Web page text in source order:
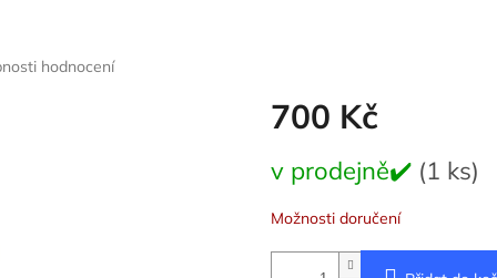
hodnocení
700 Kč
cena:
v prodejně✔️ (1 ks)
Možnosti doručení